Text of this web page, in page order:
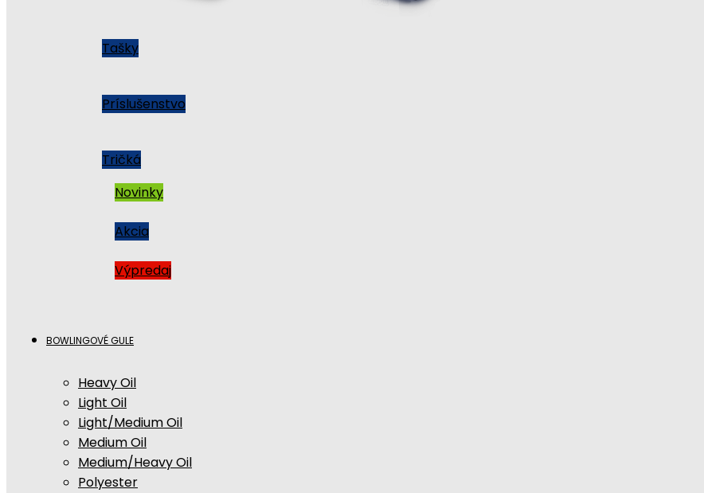
Tašky
Príslušenstvo
Tričká
Novinky
Akcia
Výpredaj
BOWLINGOVÉ GULE
Heavy Oil
Light Oil
Light/Medium Oil
Medium Oil
Medium/Heavy Oil
Polyester